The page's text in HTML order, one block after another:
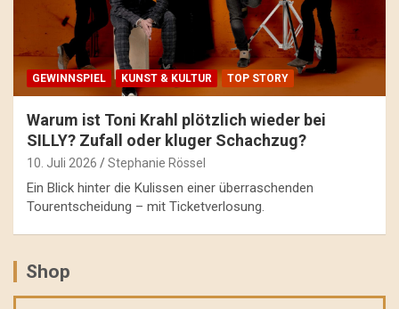
GEWINNSPIEL KUNST & KULTUR TOP STORY
Warum ist Toni Krahl plötzlich wieder bei
SILLY? Zufall oder kluger Schachzug?
10. Juli 2026 Stephanie Rössel
Ein Blick hinter die Kulissen einer überraschenden
Tourentscheidung – mit Ticketverlosung.
Shop